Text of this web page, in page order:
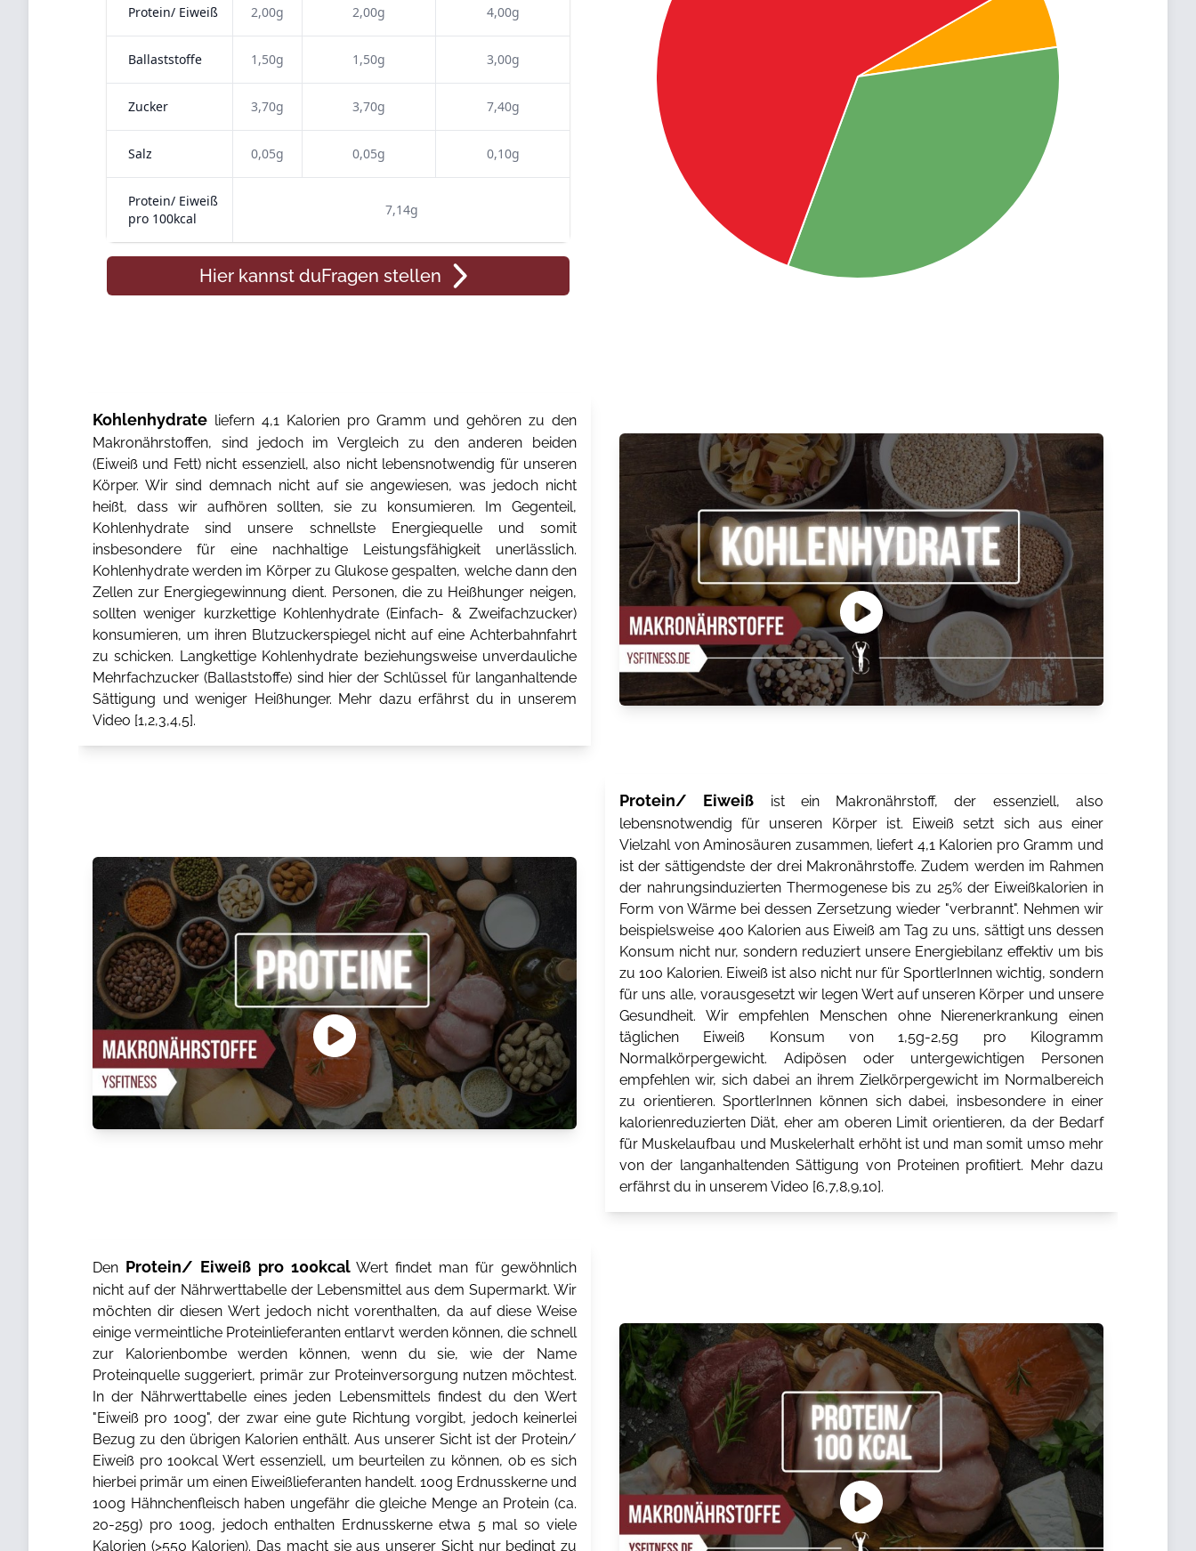
Protein/ Eiweiß 2,00g 2,00g 4,00g
Ballaststoffe 1,50g 1,50g 3,00g
Zucker 3,70g 3,70g 7,40g
Salz 0,05g 0,05g 0,10g
Protein/ Eiweiß
pro 100kcal
7,14g
Hier kannst duFragen stellen
Kohlenhydrate liefern 4,1 Kalorien pro Gramm und gehören zu den
Makronährstoffen, sind jedoch im Vergleich zu den anderen beiden
(Eiweiß und Fett) nicht essenziell, also nicht lebensnotwendig für unseren
Körper. Wir sind demnach nicht auf sie angewiesen, was jedoch nicht
heißt, dass wir aufhören sollten, sie zu konsumieren. Im Gegenteil,
Kohlenhydrate sind unsere schnellste Energiequelle und somit
insbesondere für eine nachhaltige Leistungsfähigkeit unerlässlich.
Kohlenhydrate werden im Körper zu Glukose gespalten, welche dann den
Zellen zur Energiegewinnung dient. Personen, die zu Heißhunger neigen,
sollten weniger kurzkettige Kohlenhydrate (Einfach- & Zweifachzucker)
konsumieren, um ihren Blutzuckerspiegel nicht auf eine Achterbahnfahrt
zu schicken. Langkettige Kohlenhydrate beziehungsweise unverdauliche
Mehrfachzucker (Ballaststoffe) sind hier der Schlüssel für langanhaltende
Sättigung und weniger Heißhunger. Mehr dazu erfährst du in unserem
Video [1,2,3,4,5].
Protein/ Eiweiß ist ein Makronährstoff, der essenziell, also
lebensnotwendig für unseren Körper ist. Eiweiß setzt sich aus einer
Vielzahl von Aminosäuren zusammen, liefert 4,1 Kalorien pro Gramm und
ist der sättigendste der drei Makronährstoffe. Zudem werden im Rahmen
der nahrungsinduzierten Thermogenese bis zu 25% der Eiweißkalorien in
Form von Wärme bei dessen Zersetzung wieder "verbrannt". Nehmen wir
beispielsweise 400 Kalorien aus Eiweiß am Tag zu uns, sättigt uns dessen
Konsum nicht nur, sondern reduziert unsere Energiebilanz effektiv um bis
zu 100 Kalorien. Eiweiß ist also nicht nur für SportlerInnen wichtig, sondern
für uns alle, vorausgesetzt wir legen Wert auf unseren Körper und unsere
Gesundheit. Wir empfehlen Menschen ohne Nierenerkrankung einen
täglichen Eiweiß Konsum von 1,5g-2,5g pro Kilogramm
Normalkörpergewicht. Adipösen oder untergewichtigen Personen
empfehlen wir, sich dabei an ihrem Zielkörpergewicht im Normalbereich
zu orientieren. SportlerInnen können sich dabei, insbesondere in einer
kalorienreduzierten Diät, eher am oberen Limit orientieren, da der Bedarf
für Muskelaufbau und Muskelerhalt erhöht ist und man somit umso mehr
von der langanhaltenden Sättigung von Proteinen profitiert. Mehr dazu
erfährst du in unserem Video [6,7,8,9,10].
Den Protein/ Eiweiß pro 100kcalWert findet man für gewöhnlich
nicht auf der Nährwerttabelle der Lebensmittel aus dem Supermarkt. Wir
möchten dir diesen Wert jedoch nicht vorenthalten, da auf diese Weise
einige vermeintliche Proteinlieferanten entlarvt werden können, die schnell
zur Kalorienbombe werden können, wenn du sie, wie der Name
Proteinquelle suggeriert, primär zur Proteinversorgung nutzen möchtest.
In der Nährwerttabelle eines jeden Lebensmittels findest du den Wert
"Eiweiß pro 100g", der zwar eine gute Richtung vorgibt, jedoch keinerlei
Bezug zu den übrigen Kalorien enthält. Aus unserer Sicht ist der Protein/
Eiweiß pro 100kcal Wert essenziell, um beurteilen zu können, ob es sich
hierbei primär um einen Eiweißlieferanten handelt. 100g Erdnusskerne und
100g Hähnchenfleisch haben ungefähr die gleiche Menge an Protein (ca.
20-25g) pro 100g, jedoch enthalten Erdnusskerne etwa 5 mal so viele
Kalorien (>550 Kalorien). Das macht sie aus unserer Sicht nur bedingt zu